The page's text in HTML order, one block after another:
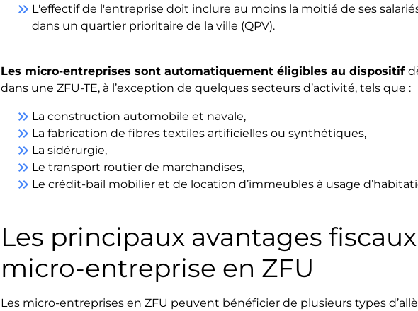
keyboard_double_arrow_right L'effectif de l'entreprise doit inclure au moins la moitié de ses
dans un quartier prioritaire de la ville (QPV).
Les micro-entreprises sont automatiquement éligibles au dispositif
dans une ZFU-TE, à l’exception de quelques secteurs d’activité, tels que :
keyboard_double_arrow_right La construction automobile et navale,
keyboard_double_arrow_right La fabrication de fibres textiles artificielles ou synthétiques,
keyboard_double_arrow_right La sidérurgie,
keyboard_double_arrow_right Le transport routier de marchandises,
keyboard_double_arrow_right Le crédit-bail mobilier et de location d’immeubles à usage
Les principaux avantages
micro-entreprise en ZFU
Les micro-entreprises en ZFU peuvent bénéficier de plusieurs types